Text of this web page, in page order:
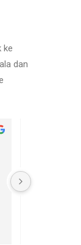
ke
dan
The best